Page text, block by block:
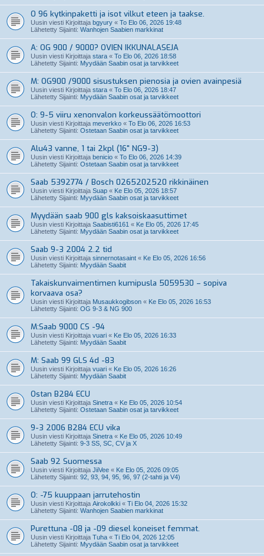
O 96 kytkinpaketti ja isot vilkut eteen ja taakse.
Uusin viesti Kirjoittaja bgyury « To Elo 06, 2026 19:48
Lähetetty Sijainti: Wanhojen Saabien markkinat
A: OG 900 / 9000? OVIEN IKKUNALASEJA
Uusin viesti Kirjoittaja stara « To Elo 06, 2026 18:58
Lähetetty Sijainti: Myydään Saabin osat ja tarvikkeet
M: OG900 /9000 sisustuksen pienosia ja ovien avainpesiä
Uusin viesti Kirjoittaja stara « To Elo 06, 2026 18:47
Lähetetty Sijainti: Myydään Saabin osat ja tarvikkeet
O: 9-5 viiru xenonvalon korkeussäätömoottori
Uusin viesti Kirjoittaja meverkko « To Elo 06, 2026 16:53
Lähetetty Sijainti: Ostetaan Saabin osat ja tarvikkeet
Alu43 vanne, 1 tai 2kpl (16" NG9-3)
Uusin viesti Kirjoittaja benicio « To Elo 06, 2026 14:39
Lähetetty Sijainti: Ostetaan Saabin osat ja tarvikkeet
Saab 5392774 / Bosch 0265202520 rikkinäinen
Uusin viesti Kirjoittaja Suap « Ke Elo 05, 2026 18:57
Lähetetty Sijainti: Myydään Saabin osat ja tarvikkeet
Myydään saab 900 gls kaksoiskaasuttimet
Uusin viesti Kirjoittaja Saabisti6161 « Ke Elo 05, 2026 17:45
Lähetetty Sijainti: Myydään Saabin osat ja tarvikkeet
Saab 9-3 2004 2.2 tid
Uusin viesti Kirjoittaja sinnernotasaint « Ke Elo 05, 2026 16:56
Lähetetty Sijainti: Myydään Saabit
Takaiskunvaimentimen kumipusla 5059530 – sopiva
korvaava osa?
Uusin viesti Kirjoittaja Musaukkogibson « Ke Elo 05, 2026 16:53
Lähetetty Sijainti: OG 9-3 & NG 900
M:Saab 9000 CS -94
Uusin viesti Kirjoittaja vuari « Ke Elo 05, 2026 16:33
Lähetetty Sijainti: Myydään Saabit
M: Saab 99 GLS 4d -83
Uusin viesti Kirjoittaja vuari « Ke Elo 05, 2026 16:26
Lähetetty Sijainti: Myydään Saabit
Ostan B284 ECU
Uusin viesti Kirjoittaja Sinetra « Ke Elo 05, 2026 10:54
Lähetetty Sijainti: Ostetaan Saabin osat ja tarvikkeet
9-3 2006 B284 ECU vika
Uusin viesti Kirjoittaja Sinetra « Ke Elo 05, 2026 10:49
Lähetetty Sijainti: 9-3 SS, SC, CV ja X
Saab 92 Suomessa
Uusin viesti Kirjoittaja JiiVee « Ke Elo 05, 2026 09:05
Lähetetty Sijainti: 92, 93, 94, 95, 96, 97 (2-tahti ja V4)
O: -75 kuuppaan jarrutehostin
Uusin viesti Kirjoittaja Airokolkki « Ti Elo 04, 2026 15:32
Lähetetty Sijainti: Wanhojen Saabien markkinat
Purettuna -08 ja -09 diesel koneiset femmat.
Uusin viesti Kirjoittaja Tuha « Ti Elo 04, 2026 12:05
Lähetetty Sijainti: Myydään Saabin osat ja tarvikkeet